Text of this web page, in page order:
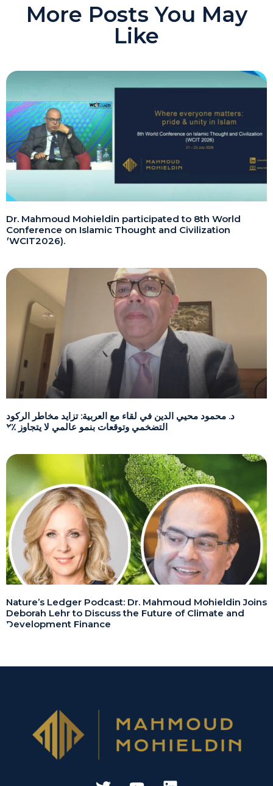
More Posts You May
Like
Dr. Mahmoud Mohieldin participated to 8th World
Conference on Islamic Thought and Civilization
(WCIT2026).
د. محمود محيي الدين في لقاء مع العربية: تزايد مخاطر الركود
التضخمي وتوقعات بنمو عالمي لا يتجاوز ٪٢
Nature’s Ledger Podcast: Dr. Mahmoud Mohieldin Joins
Deborah Lehr to Discuss the Future of Climate and
Development Finance